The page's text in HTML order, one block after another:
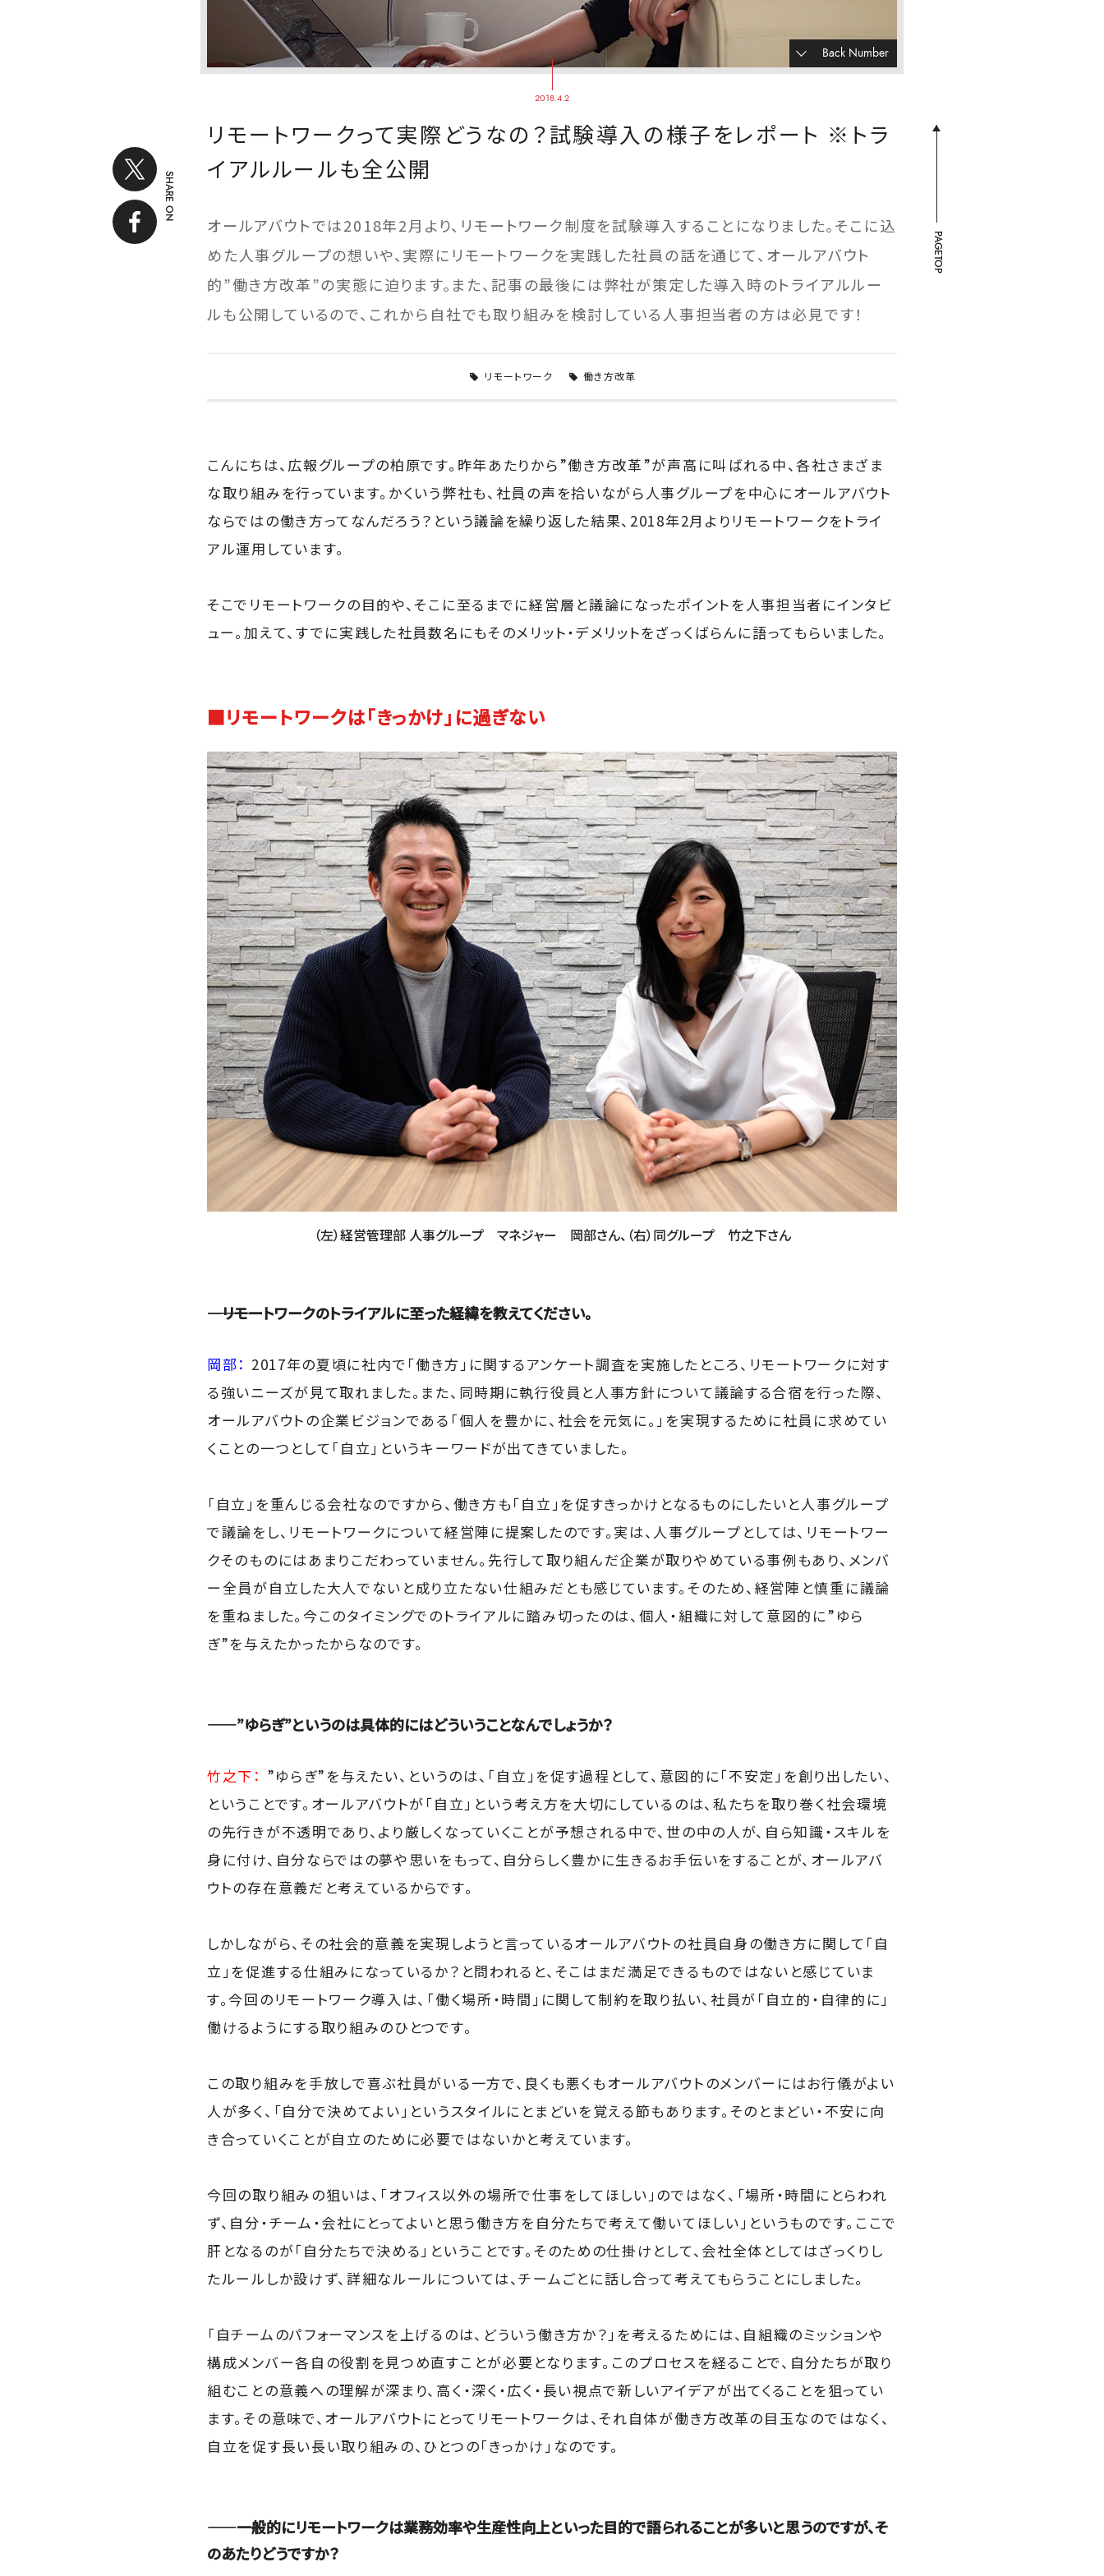
Back Number
2018.4.2
SHARE ON
リモートワークって実際どうなの？試験導入の様子をレポート ※トラ
イアルルールも全公開
オールアバウトでは2018年2月より、リモートワーク制度を試験導入することになりました。そこに込
めた人事グループの想いや、実際にリモートワークを実践した社員の話を通じて、オールアバウト
的”働き方改革”の実態に迫ります。また、記事の最後には弊社が策定した導入時のトライアルルー
ルも公開しているので、これから自社でも取り組みを検討している人事担当者の方は必見です！
リモートワーク 働き方改革
こんにちは、広報グループの柏原です。昨年あたりから”働き方改革”が声高に叫ばれる中、各社さまざま
な取り組みを行っています。かくいう弊社も、社員の声を拾いながら人事グループを中心にオールアバウト
ならではの働き方ってなんだろう？という議論を繰り返した結果、2018年2月よりリモートワークをトライ
アル運用しています。
そこでリモートワークの目的や、そこに至るまでに経営層と議論になったポイントを人事担当者にインタビ
ュー。加えて、すでに実践した社員数名にもそのメリット・デメリットをざっくばらんに語ってもらいました。
■リモートワークは「きっかけ」に過ぎない
（左）経営管理部 人事グループ マネジャー 岡部さん、（右）同グループ 竹之下さん
――――リモートワークのトライアルに至った経緯を教えてください。
岡部： 2017年の夏頃に社内で「働き方」に関するアンケート調査を実施したところ、リモートワークに対す
る強いニーズが見て取れました。また、同時期に執行役員と人事方針について議論する合宿を行った際、
オールアバウトの企業ビジョンである「個人を豊かに、社会を元気に。」を実現するために社員に求めてい
くことの一つとして「自立」というキーワードが出てきていました。
「自立」を重んじる会社なのですから、働き方も「自立」を促すきっかけとなるものにしたいと人事グループ
で議論をし、リモートワークについて経営陣に提案したのです。実は、人事グループとしては、リモートワー
クそのものにはあまりこだわっていません。先行して取り組んだ企業が取りやめている事例もあり、メンバ
ー全員が自立した大人でないと成り立たない仕組みだとも感じています。そのため、経営陣と慎重に議論
を重ねました。今このタイミングでのトライアルに踏み切ったのは、個人・組織に対して意図的に”ゆら
ぎ”を与えたかったからなのです。
――”ゆらぎ”というのは具体的にはどういうことなんでしょうか？
竹之下： ”ゆらぎ”を与えたい、というのは、「自立」を促す過程として、意図的に「不安定」を創り出したい、
ということです。オールアバウトが「自立」という考え方を大切にしているのは、私たちを取り巻く社会環境
の先行きが不透明であり、より厳しくなっていくことが予想される中で、世の中の人が、自ら知識・スキルを
身に付け、自分ならではの夢や思いをもって、自分らしく豊かに生きるお手伝いをすることが、オールアバ
ウトの存在意義だと考えているからです。
しかしながら、その社会的意義を実現しようと言っているオールアバウトの社員自身の働き方に関して「自
立」を促進する仕組みになっているか？と問われると、そこはまだ満足できるものではないと感じていま
す。今回のリモートワーク導入は、「働く場所・時間」に関して制約を取り払い、社員が「自立的・自律的に」
働けるようにする取り組みのひとつです。
この取り組みを手放しで喜ぶ社員がいる一方で、良くも悪くもオールアバウトのメンバーにはお行儀がよい
人が多く、「自分で決めてよい」というスタイルにとまどいを覚える節もあります。そのとまどい・不安に向
き合っていくことが自立のために必要ではないかと考えています。
今回の取り組みの狙いは、「オフィス以外の場所で仕事をしてほしい」のではなく、「場所・時間にとらわれ
ず、自分・チーム・会社にとってよいと思う働き方を自分たちで考えて働いてほしい」というものです。ここで
肝となるのが「自分たちで決める」ということです。そのための仕掛けとして、会社全体としてはざっくりし
たルールしか設けず、詳細なルールについては、チームごとに話し合って考えてもらうことにしました。
「自チームのパフォーマンスを上げるのは、どういう働き方か？」を考えるためには、自組織のミッションや
構成メンバー各自の役割を見つめ直すことが必要となります。このプロセスを経ることで、自分たちが取り
組むことの意義への理解が深まり、高く・深く・広く・長い視点で新しいアイデアが出てくることを狙ってい
ます。その意味で、オールアバウトにとってリモートワークは、それ自体が働き方改革の目玉なのではなく、
自立を促す長い長い取り組みの、ひとつの「きっかけ」なのです。
――一般的にリモートワークは業務効率や生産性向上といった目的で語られることが多いと思うのですが、そ
のあたりどうですか？
PAGETOP